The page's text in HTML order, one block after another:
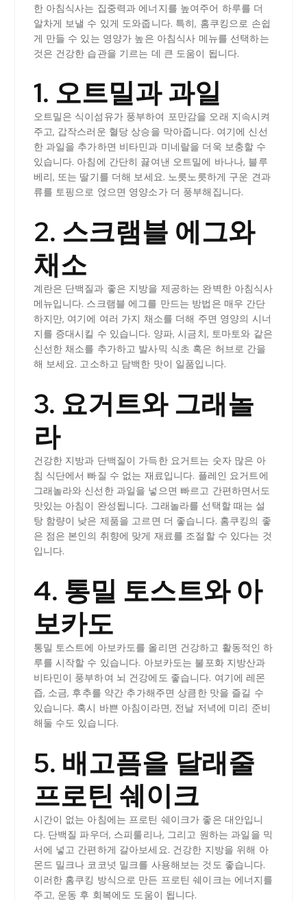
한 아침식사는 집중력과 에너지를 높여주어 하루를 더
알차게 보낼 수 있게 도와줍니다. 특히, 홈쿠킹으로 손쉽
게 만들 수 있는 영양가 높은 아침식사 메뉴를 선택하는
것은 건강한 습관을 기르는 데 큰 도움이 됩니다.
1. 오트밀과 과일
오트밀은 식이섬유가 풍부하여 포만감을 오래 지속시켜
주고, 갑작스러운 혈당 상승을 막아줍니다. 여기에 신선
한 과일을 추가하면 비타민과 미네랄을 더욱 보충할 수
있습니다. 아침에 간단히 끓여낸 오트밀에 바나나, 블루
베리, 또는 딸기를 더해 보세요. 노릇노릇하게 구운 견과
류를 토핑으로 얹으면 영양소가 더 풍부해집니다.
2. 스크램블 에그와
채소
계란은 단백질과 좋은 지방을 제공하는 완벽한 아침식사
메뉴입니다. 스크램블 에그를 만드는 방법은 매우 간단
하지만, 여기에 여러 가지 채소를 더해 주면 영양의 시너
지를 증대시킬 수 있습니다. 양파, 시금치, 토마토와 같은
신선한 채소를 추가하고 발사믹 식초 혹은 허브로 간을
해 보세요. 고소하고 담백한 맛이 일품입니다.
3. 요거트와 그래놀
라
건강한 지방과 단백질이 가득한 요거트는 숫자 많은 아
침 식단에서 빠질 수 없는 재료입니다. 플레인 요거트에
그래놀라와 신선한 과일을 넣으면 빠르고 간편하면서도
맛있는 아침이 완성됩니다. 그래놀라를 선택할 때는 설
탕 함량이 낮은 제품을 고르면 더 좋습니다. 홈쿠킹의 좋
은 점은 본인의 취향에 맞게 재료를 조절할 수 있다는 것
입니다.
4. 통밀 토스트와 아
보카도
통밀 토스트에 아보카도를 올리면 건강하고 활동적인 하
루를 시작할 수 있습니다. 아보카도는 불포화 지방산과
비타민이 풍부하여 뇌 건강에도 좋습니다. 여기에 레몬
즙, 소금, 후추를 약간 추가해주면 상큼한 맛을 즐길 수
있습니다. 혹시 바쁜 아침이라면, 전날 저녁에 미리 준비
해둘 수도 있습니다.
5. 배고픔을 달래줄
프로틴 쉐이크
시간이 없는 아침에는 프로틴 쉐이크가 좋은 대안입니
다. 단백질 파우더, 스피룰리나, 그리고 원하는 과일을 믹
서에 넣고 간편하게 갈아보세요. 건강한 지방을 위해 아
몬드 밀크나 코코넛 밀크를 사용해보는 것도 좋습니다.
이러한 홈쿠킹 방식으로 만든 프로틴 쉐이크는 에너지를
주고, 운동 후 회복에도 도움이 됩니다.